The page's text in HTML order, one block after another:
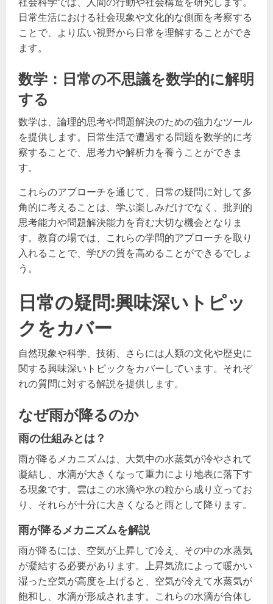
日常生活における社会現象や文化的な側面を考察する
ことで、より広い視野から日常を理解することができ
ます。
数学：日常の不思議を数学的に解明
する
数学は、論理的思考や問題解決のための強力なツール
を提供します。日常生活で遭遇する問題を数学的に考
察することで、思考力や解析力を養うことができま
す。
これらのアプローチを通じて、日常の疑問に対して多
角的に考えることは、学ぶ楽しみだけでなく、批判的
思考能力や問題解決能力を育む大切な機会となりま
す。教育の場では、これらの学問的アプローチを取り
入れることで、学びの質を高めることができるでしょ
う。
日常の疑問:興味深いトピッ
クをカバー
自然現象や科学、技術、さらには人類の文化や歴史に
関する興味深いトピックをカバーしています。それぞ
れの質問に対する解説を提供します。
なぜ雨が降るのか
雨の仕組みとは？
雨が降るメカニズムは、大気中の水蒸気が冷やされて
凝結し、水滴が大きくなって重力により地表に落下す
る現象です。雲はこの水滴や氷の粒から成り立ってお
り、それらが十分に大きくなると雨として降ります。
雨が降るメカニズムを解説
雨が降るには、空気が上昇して冷え、その中の水蒸気
が凝結する必要があります。上昇気流によって暖かい
湿った空気が高度を上げると、空気が冷えて水蒸気が
飽和し、水滴が形成されます。これらの水滴が合体し